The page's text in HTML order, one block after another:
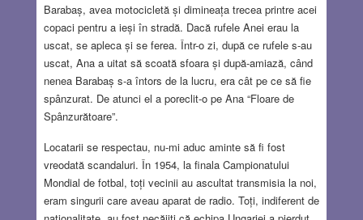
Barabaș, avea motocicletă și dimineața trecea printre acei
copaci pentru a ieși în stradă. Dacă rufele Anei erau la
uscat, se apleca și se ferea. Într-o zi, după ce rufele s-au
uscat, Ana a uitat să scoată sfoara și după-amiază, când
nenea Barabaș s-a întors de la lucru, era cât pe ce să fie
spânzurat. De atunci el a poreclit-o pe Ana “Floare de
Spânzurătoare”.
Locatarii se respectau, nu-mi aduc aminte să fi fost
vreodată scandaluri. În 1954, la finala Campionatului
Mondial de fotbal, toți vecinii au ascultat transmisia la noi,
eram singurii care aveau aparat de radio. Toți, indiferent de